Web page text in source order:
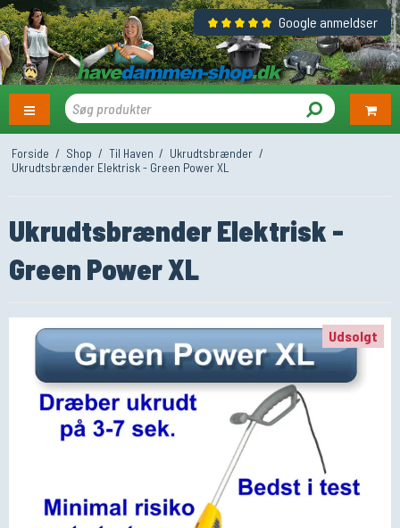
Google anmeldser
Forside / Shop / Til Haven / Ukrudtsbrænder /
Ukrudtsbrænder Elektrisk - Green Power XL
Ukrudtsbrænder Elektrisk -
Green Power XL
Udsolgt